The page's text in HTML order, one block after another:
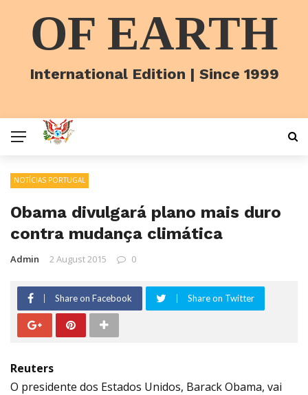
OF EARTH
International Edition | Since 1999
NOTÍCIAS PORTUGAL
Obama divulgará plano mais duro
contra mudança climática
Admin 2 August 2015 0
Share on Facebook Share on Twitter
Reuters
O presidente dos Estados Unidos, Barack Obama, vai